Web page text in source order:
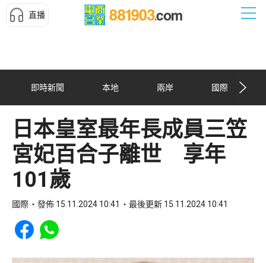
直播
即時新聞 本地 兩岸 國際
日本皇室最年長成員三笠
宮妃百合子離世 享年
101歲
國際 發佈 15.11.2024 10:41 最後更新 15.11.2024 10:41
Share to Facebook
Share to WhatsApp